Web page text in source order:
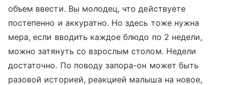
объем ввести. Вы молодец, что действуете
постепенно и аккуратно. Но здесь тоже нужна
мера, если вводить каждое блюдо по 2 недели,
можно затянуть со взрослым столом. Недели
достаточно. По поводу запора-он может быть
разовой историей, реакцией малыша на новое,